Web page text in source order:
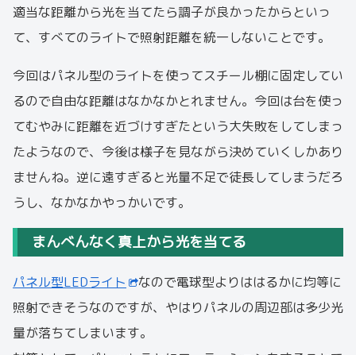
適当な距離から光を当てたら調子が良かったからといっ
て、すべてのライトで照射距離を統一しないことです。
今回はパネル型のライトを使ってスチール棚に固定してい
るので自由な距離はなかなかとれません。今回は台を使っ
てむやみに距離を近づけすぎたという大失敗をしてしまっ
たようなので、今後は様子を見ながら決めていくしかあり
ませんね。逆に遠すぎると光量不足で徒長してしまうだろ
うし、なかなかやっかいです。
まんべんなく真上から光を当てる
パネル型LEDライト
なので電球型よりははるかに均等に
照射できそうなのですが、やはりパネルの周辺部は多少光
量が落ちてしまいます。